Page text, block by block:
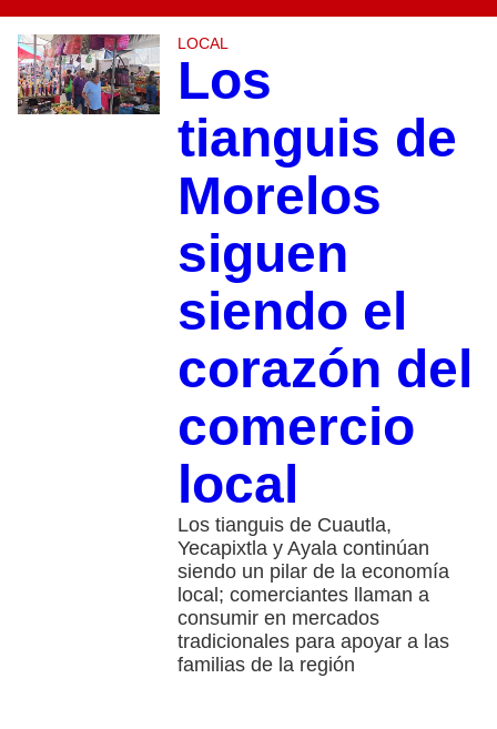
LOCAL
Los
tianguis de
Morelos
siguen
siendo el
corazón del
comercio
local
Los tianguis de Cuautla,
Yecapixtla y Ayala continúan
siendo un pilar de la economía
local; comerciantes llaman a
consumir en mercados
tradicionales para apoyar a las
familias de la región